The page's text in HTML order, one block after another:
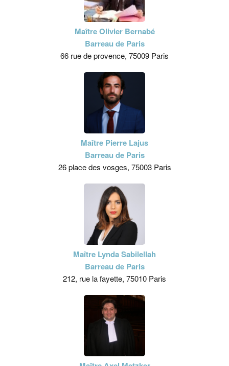
Maître Olivier Bernabé
Barreau de Paris
66 rue de provence, 75009 Paris
Maître Pierre Lajus
Barreau de Paris
26 place des vosges, 75003 Paris
Maître Lynda Sabilellah
Barreau de Paris
212, rue la fayette, 75010 Paris